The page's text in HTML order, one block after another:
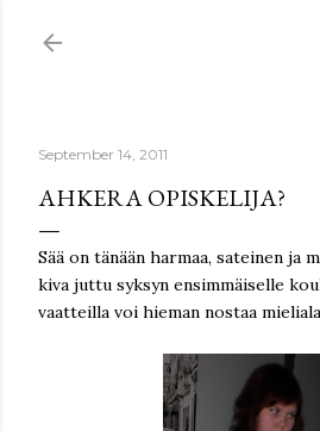
September 14, 2011
AHKERA OPISKELIJA?
Sää on tänään harmaa, sateinen ja
kiva juttu syksyn ensimmäiselle
vaatteilla voi hieman nostaa